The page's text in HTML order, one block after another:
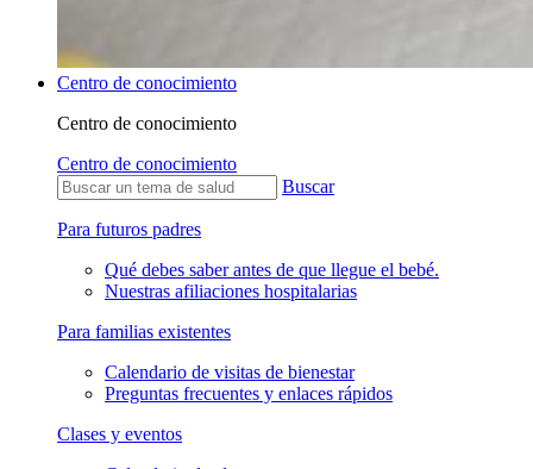
Centro de conocimiento
Centro de conocimiento
Centro de conocimiento
Buscar
Para futuros padres
Qué debes saber antes de que llegue el bebé.
Nuestras afiliaciones hospitalarias
Para familias existentes
Calendario de visitas de bienestar
Preguntas frecuentes y enlaces rápidos
Clases y eventos